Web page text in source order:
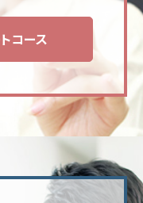
コース